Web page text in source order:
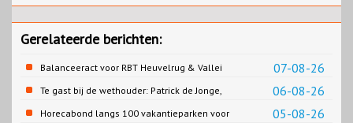
Gerelateerde berichten:
07-08-26
Balanceeract voor RBT Heuvelrug & Vallei
06-08-26
Te gast bij de wethouder: Patrick de Jonge,
Gemeente Emmen
05-08-26
Horecabond langs 100 vakantieparken voor